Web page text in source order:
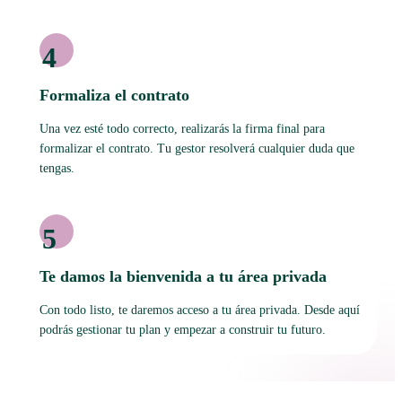
4
Formaliza el contrato
Una vez esté todo correcto, realizarás la firma final para
formalizar el contrato. Tu gestor resolverá cualquier duda que
tengas.
5
Te damos la bienvenida a tu área privada
Con todo listo, te daremos acceso a tu área privada. Desde aquí
podrás gestionar tu plan y empezar a construir tu futuro.